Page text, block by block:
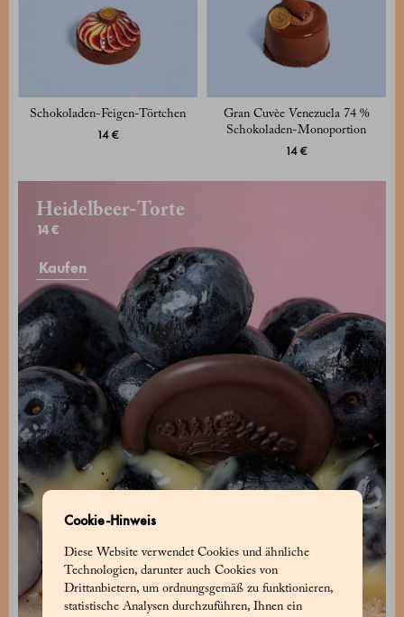
Cookie-Hinweis
Diese Website verwendet Cookies und ähnliche
Technologien, darunter auch Cookies von
Drittanbietern, um ordnungsgemäß zu funktionieren,
statistische Analysen durchzuführen, Ihnen ein
Schokoladen-Feigen-Törtchen
14 €
Gran Cuvèe Venezuela 74 %
Schokoladen-Monoportion
14 €
Heidelbeer-Torte
14 €
Kaufen